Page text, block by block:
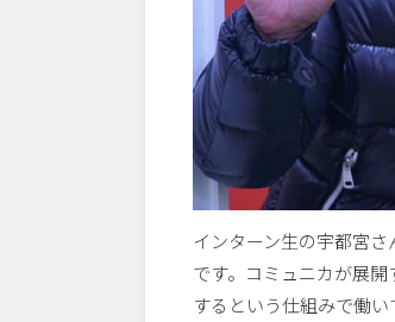
インターン生の宇都宮
です。コミュニカが展
するという仕組みで働